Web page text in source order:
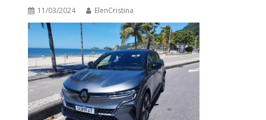
11/03/2024 ElenCristina